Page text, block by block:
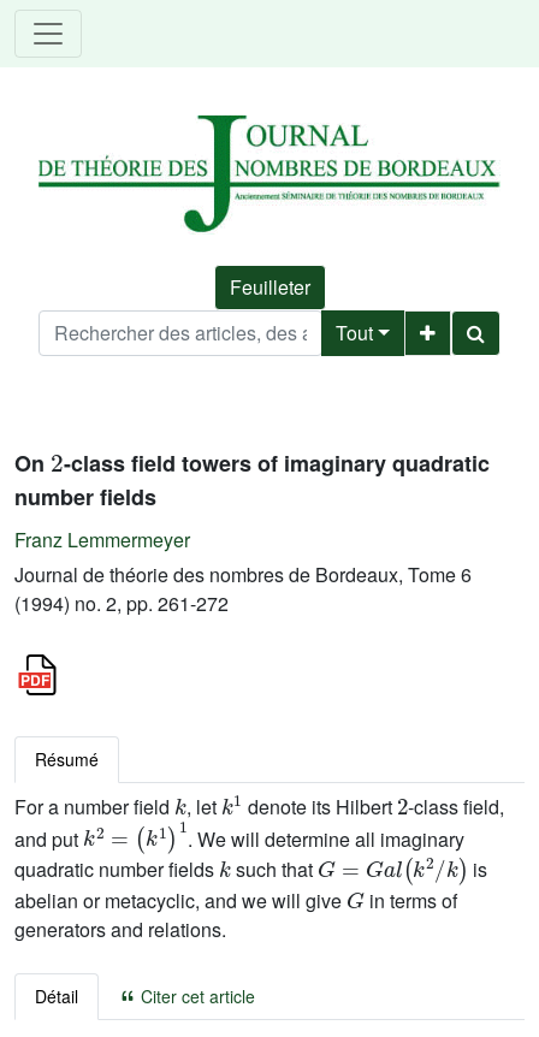
Feuilleter
Tout
On
-class field towers of imaginary quadratic
number fields
Franz Lemmermeyer
Journal de théorie des nombres de Bordeaux, Tome 6
(1994) no. 2, pp. 261-272
Résumé
For a number field
k
, let
k1
denote its Hilbert
2
-class field,
and put
k2=( k1)1
. We will determine all imaginary
quadratic number fields
k
such that
G=Ga l(k2/k)
is
abelian or metacyclic, and we will give
G
in terms of
generators and relations.
Détail Citer cet article